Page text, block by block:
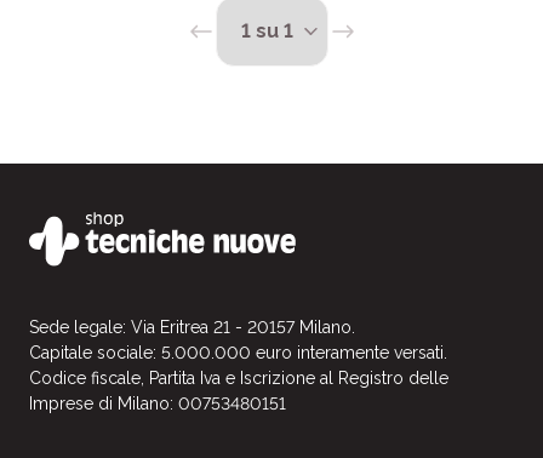
Sede legale: Via Eritrea 21 - 20157 Milano.
Capitale sociale: 5.000.000 euro interamente versati.
Codice fiscale, Partita Iva e Iscrizione al Registro delle
Imprese di Milano: 00753480151